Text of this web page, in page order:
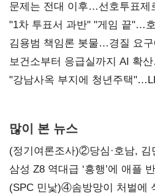
문제는 전대 이후…선호투표제
불복'
"1차 투표서 과반" "게임 끝"…
김용범 책임론 봇물…경질 요
보건소부터 응급실까지 AI 확
"강남사옥 부지에 청년주택
많이 본 뉴스
(정기여론조사)②당심·호남, 김
삼성 Z8 역대급 ‘흥행’에 애플
대전’
(SPC 민낯)④솜방망이 처벌에